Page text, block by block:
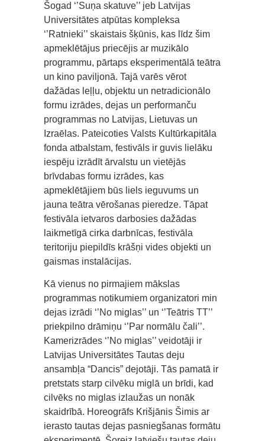
Šogad ‘’Suņa skatuve’’ jeb Latvijas
Universitātes atpūtas kompleksa
‘’Ratnieki’’ skaistais šķūnis, kas līdz šim
apmeklētājus priecējis ar muzikālo
programmu, pārtaps eksperimentālā teātra
un kino paviljonā. Tajā varēs vērot
dažādas leļļu, objektu un netradicionālo
formu izrādes, dejas un performanču
programmas no Latvijas, Lietuvas un
Izraēlas. Pateicoties Valsts Kultūrkapitāla
fonda atbalstam, festivāls ir guvis lielāku
iespēju izrādīt ārvalstu un vietējās
brīvdabas formu izrādes, kas
apmeklētājiem būs liels ieguvums un
jauna teātra vērošanas pieredze. Tāpat
festivāla ietvaros darbosies dažādas
laikmetīgā cirka darbnīcas, festivāla
teritoriju piepildīs krāšņi vides objekti un
gaismas instalācijas.
Kā vienus no pirmajiem mākslas
programmas notikumiem organizatori min
dejas izrādi ‘’No miglas’’ un ‘’Teātris TT’’
priekpilno drāmiņu ‘’Par normālu čali’’.
Kamerizrādes ‘’No miglas’’ veidotāji ir
Latvijas Universitātes Tautas deju
ansambļa “Dancis” dejotāji. Tās pamatā ir
pretstats starp cilvēku miglā un brīdi, kad
cilvēks no miglas izlaužas un nonāk
skaidrībā. Horeogrāfs Krišjānis Šimis ar
ierasto tautas dejas pasniegšanas formātu